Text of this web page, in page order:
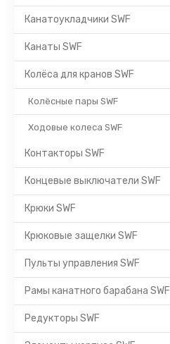
Канатоукладчики SWF
Канаты SWF
Колёса для кранов SWF
Колёсные пары SWF
Ходовые колеса SWF
Контакторы SWF
Концевые выключатели SWF
Крюки SWF
Крюковые защелки SWF
Пульты управления SWF
Рамы канатного барабана SWF
Редукторы SWF